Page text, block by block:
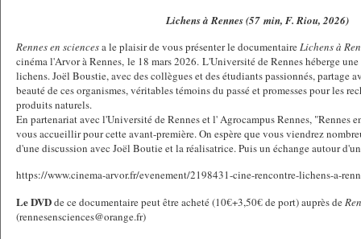
Lichens à Rennes (57 min, F. Riou, 2026)
Rennes en sciencesa le plaisir de vous présenter le documentaireLichens à
cinéma l'Arvor à Rennes, le 18 mars 2026. L'Université de Rennes héberge
lichens. Joël Boustie, avec des collègues et des étudiants passionnés, partage
beauté de ces organismes, véritables témoins du passé et promesses pour les
produits naturels.
En partenariat avec l'Université de Rennes et l' Agrocampus Rennes, "Rennes
vous accueillir pour cette avant-première. On espère que vous viendrez
d'une discussion avec Joël Boutie et la réalisatrice. Puis un échange autour
https://www.cinema-arvor.fr/evenement/2198431-cine-rencontre-lichens-a-
Le DVDde ce documentaire peut être acheté (10€+3,50€ de port) auprès de
(rennesensciences@orange.fr)